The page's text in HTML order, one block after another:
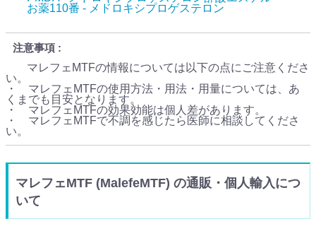
お薬110番 - メドロキシプロゲステロン
注意事項
マレフェMTFの情報については以下の点にご注意くださ
い。
・ マレフェMTFの使用方法・用法・用量については、あ
くまでも目安となります。
・ マレフェMTFの効果効能は個人差があります。
・ マレフェMTFで不調を感じたら医師に相談してくださ
い。
マレフェMTF (MalefeMTF) の通販・個人輸入につ
いて